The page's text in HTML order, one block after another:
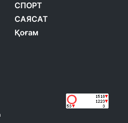
СПОРТ
САЯСАТ
Қоғам